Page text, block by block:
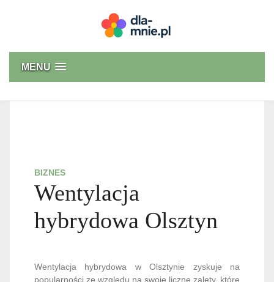
MENU
BIZNES
Wentylacja
hybrydowa Olsztyn
Wentylacja hybrydowa w Olsztynie zyskuje na
popularności ze względu na swoje liczne zalety, które